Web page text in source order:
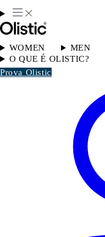
WOMEN MEN
O QUE É OLISTIC?
Prova Olistic